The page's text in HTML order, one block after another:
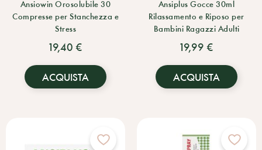
Ansiowin Orosolubile 30
Compresse per Stanchezza e
Stress
19,40 €
ACQUISTA
Ansiplus Gocce 30ml
Rilassamento e Riposo per
Bambini Ragazzi Adulti
19,99 €
ACQUISTA